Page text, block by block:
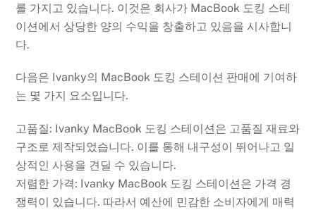
를 가지고 있습니다. 이것은 회사가 MacBook 도킹 스테
이션에서 상당한 양의 수익을 창출하고 있음을 시사합니
다.
다음은 Ivanky의 MacBook 도킹 스테이션 판매에 기여하
는 몇 가지 요소입니다.
고품질: Ivanky MacBook 도킹 스테이션은 고품질 재료와
구조로 제작되었습니다. 이를 통해 내구성이 뛰어나고 일
상적인 사용을 견딜 수 있습니다.
저렴한 가격: Ivanky MacBook 도킹 스테이션은 가격 경
쟁력이 있습니다. 따라서 예산에 민감한 소비자에게 매력